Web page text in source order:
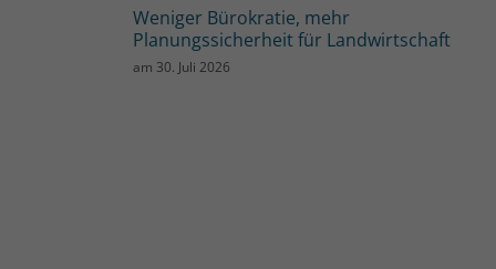
Weniger Bürokratie, mehr
Planungssicherheit für Landwirtschaft
am 30. Juli 2026